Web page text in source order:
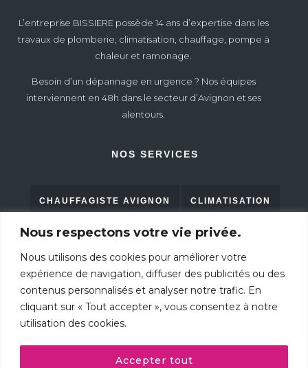
Nous respectons votre vie privée.
Nous utilisons des cookies pour améliorer votre
expérience de navigation, diffuser des publicités ou des
contenus personnalisés et analyser notre trafic. En
cliquant sur « Tout accepter », vous consentez à notre
utilisation des cookies.
Accepter tout
L’entreprise BISSIERE possède 14 ans d’expertise dans les
travaux de plomberie, climatisation, chauffage, pompe à
chaleur et ramonage.
Besoin d’un dépannage en urgence ? Nos équipes
interviennent en 48h dans le secteur d’Avignon et ses
alentours.
NOS SERVICES
CHAUFFAGISTE AVIGNON CLIMATISATION
RAMONAGE PLOMBERIE POMPE À CHALEUR
CONTACTEZ-NOUS
AVIS CLIENTS